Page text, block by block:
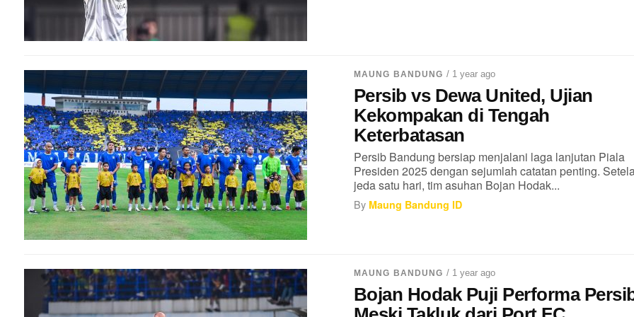
MAUNG BANDUNG / 1 year ago
Persib vs Dewa United, Ujian
Kekompakan di Tengah
Keterbatasan
Persib Bandung bersiap menjalani laga lanjutan Piala
Presiden 2025 dengan sejumlah catatan penting.
jeda satu hari, tim asuhan Bojan Hodak...
By Maung Bandung ID
MAUNG BANDUNG / 1 year ago
Bojan Hodak Puji Performa